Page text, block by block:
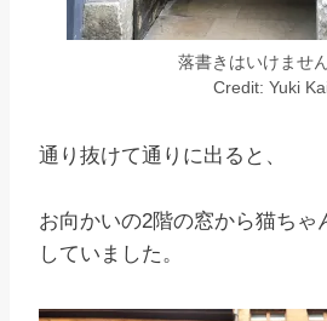
落書きはいけませ
Credit: Yuki
通り抜けて通りに出ると、
お向かいの2階の窓から猫ちゃ
していました。